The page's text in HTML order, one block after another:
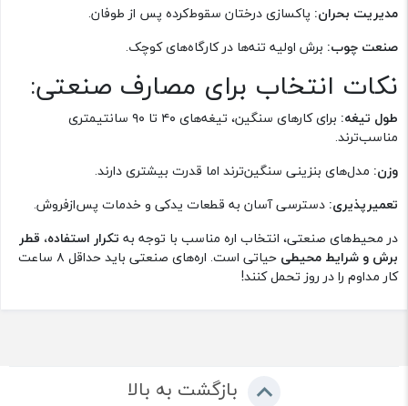
مدیریت بحران: پاکسازی درختان سقوط‌کرده پس از طوفان.
صنعت چوب: برش اولیه تنه‌ها در کارگاه‌های کوچک.
نکات انتخاب برای مصارف صنعتی:
طول تیغه:
برای کارهای سنگین، تیغه‌های ۴۰ تا ۹۰ سانتیمتری
مناسب‌ترند.
وزن: مدل‌های بنزینی سنگین‌ترند اما قدرت بیشتری دارند.
تعمیرپذیری: دسترسی آسان به قطعات یدکی و خدمات پس‌ازفروش.
در محیط‌های صنعتی، انتخاب اره مناسب با توجه به تکرار استفاده، قطر
برش و شرایط محیطی
حیاتی است. اره‌های صنعتی باید حداقل ۸ ساعت
کار مداوم را در روز تحمل کنند!
بازگشت به بالا